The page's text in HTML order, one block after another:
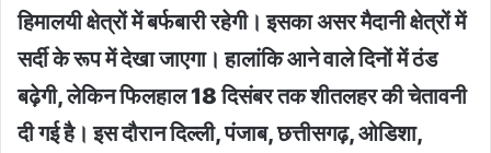
हिमालयी क्षेत्रों में बर्फबारी रहेगी। इसका असर मैदानी क्षेत्रों में
सर्दी के रूप में देखा जाएगा। हालांकि आने वाले दिनों में ठंड
बढ़ेगी, लेकिन फिलहाल 18 दिसंबर तक शीतलहर की चेतावनी
दी गई है। इस दौरान दिल्ली, पंजाब, छत्तीसगढ़, ओडिशा,